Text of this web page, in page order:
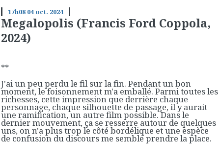
17h08 04 oct. 2024
Megalopolis (Francis Ford Coppola,
2024)
**
J'ai un peu perdu le fil sur la fin. Pendant un bon
moment, le foisonnement m'a emballé. Parmi toutes les
richesses, cette impression que derrière chaque
personnage, chaque silhouette de passage, il y aurait
une ramification, un autre film possible. Dans le
dernier mouvement, ça se resserre autour de quelques
uns, on n'a plus trop le côté bordélique et une espèce
de confusion du discours me semble prendre la place.